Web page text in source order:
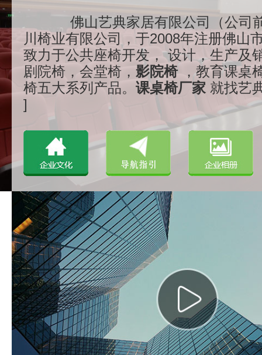
佛山艺典家居有限公司（公司
川椅业有限公司，于2008年注册佛山
致力于公共座椅开发， 设计，生产及
剧院椅，会堂椅， 影院椅，教育课桌
椅五大系列产品。 课桌椅厂家 就找艺
]